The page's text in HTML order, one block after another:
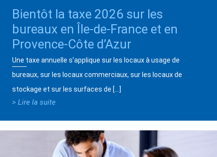
Bientôt la taxe 2026 sur les
bureaux en Île-de-France et en
Provence-Côte d’Azur
Une taxe annuelle s’applique sur les locaux à usage de
bureaux, sur les locaux commerciaux, sur les locaux de
stockage et sur les surfaces de […]
> Lire la suite